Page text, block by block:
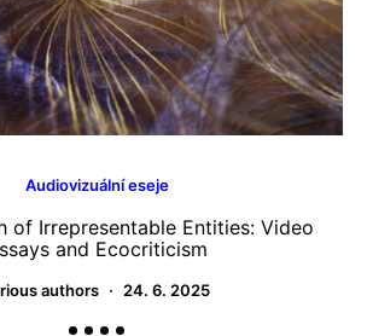
Audiovizuální eseje
of Irrepresentable Entities: Video
and Ecocriticism
authors 24. 6. 2025